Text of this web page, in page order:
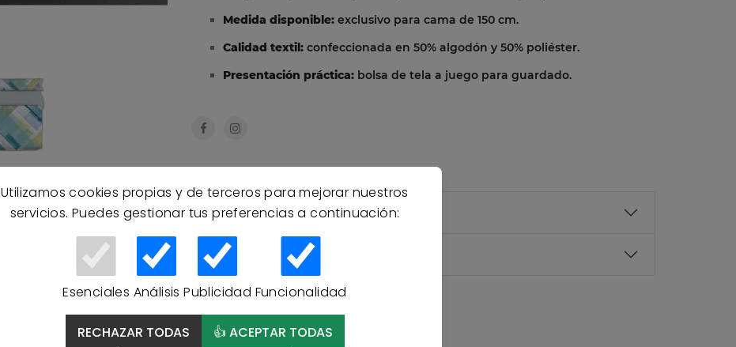
Utilizamos cookies propias y de terceros para mejorar nuestros
servicios. Puedes gestionar tus preferencias a continuación:
Esenciales Análisis Publicidad Funcionalidad
RECHAZAR TODAS
👍 ACEPTAR TODAS
Medida disponible: exclusivo para cama de 150 cm.
Calidad textil: confeccionada en 50% algodón y 50% poliéster.
Presentación práctica: bolsa de tela a juego para guardado.
Productos Relacionados